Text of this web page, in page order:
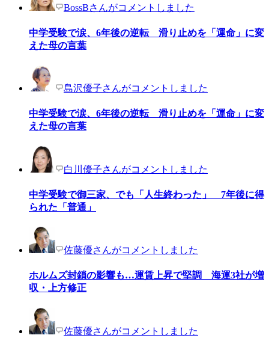
BossBさんがコメントしました
中学受験で涙、6年後の逆転 滑り止めを「運命」に変
えた母の言葉
島沢優子さんがコメントしました
中学受験で涙、6年後の逆転 滑り止めを「運命」に変
えた母の言葉
白川優子さんがコメントしました
中学受験で御三家、でも「人生終わった」 7年後に得
られた「普通」
佐藤優さんがコメントしました
ホルムズ封鎖の影響も…運賃上昇で堅調 海運3社が増
収・上方修正
佐藤優さんがコメントしました